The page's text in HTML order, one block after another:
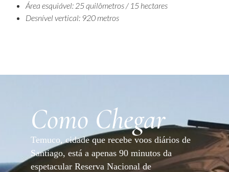
Área esquiável: 25 quilômetros / 15 hectares
Desnível vertical: 920 metros
Como Chegar
Temuco, cidade que recebe voos diários de
Santiago, está a apenas 90 minutos da
espetacular Reserva Nacional de